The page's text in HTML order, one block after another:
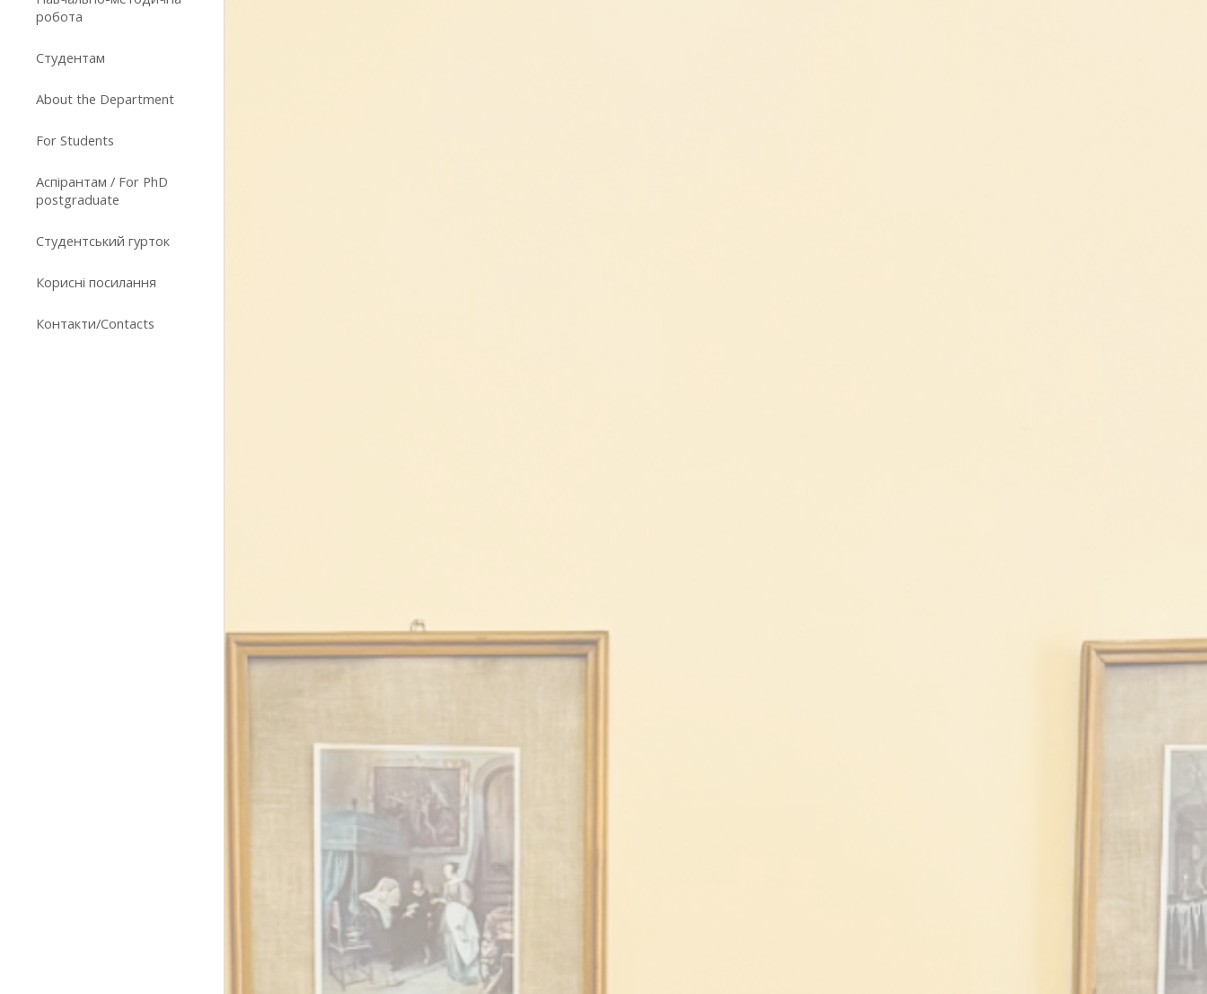
робота
Студентам
About the Department
For Students
Аспірантам / For PhD
postgraduate
Студентський гурток
Корисні посилання
Контакти/Contacts